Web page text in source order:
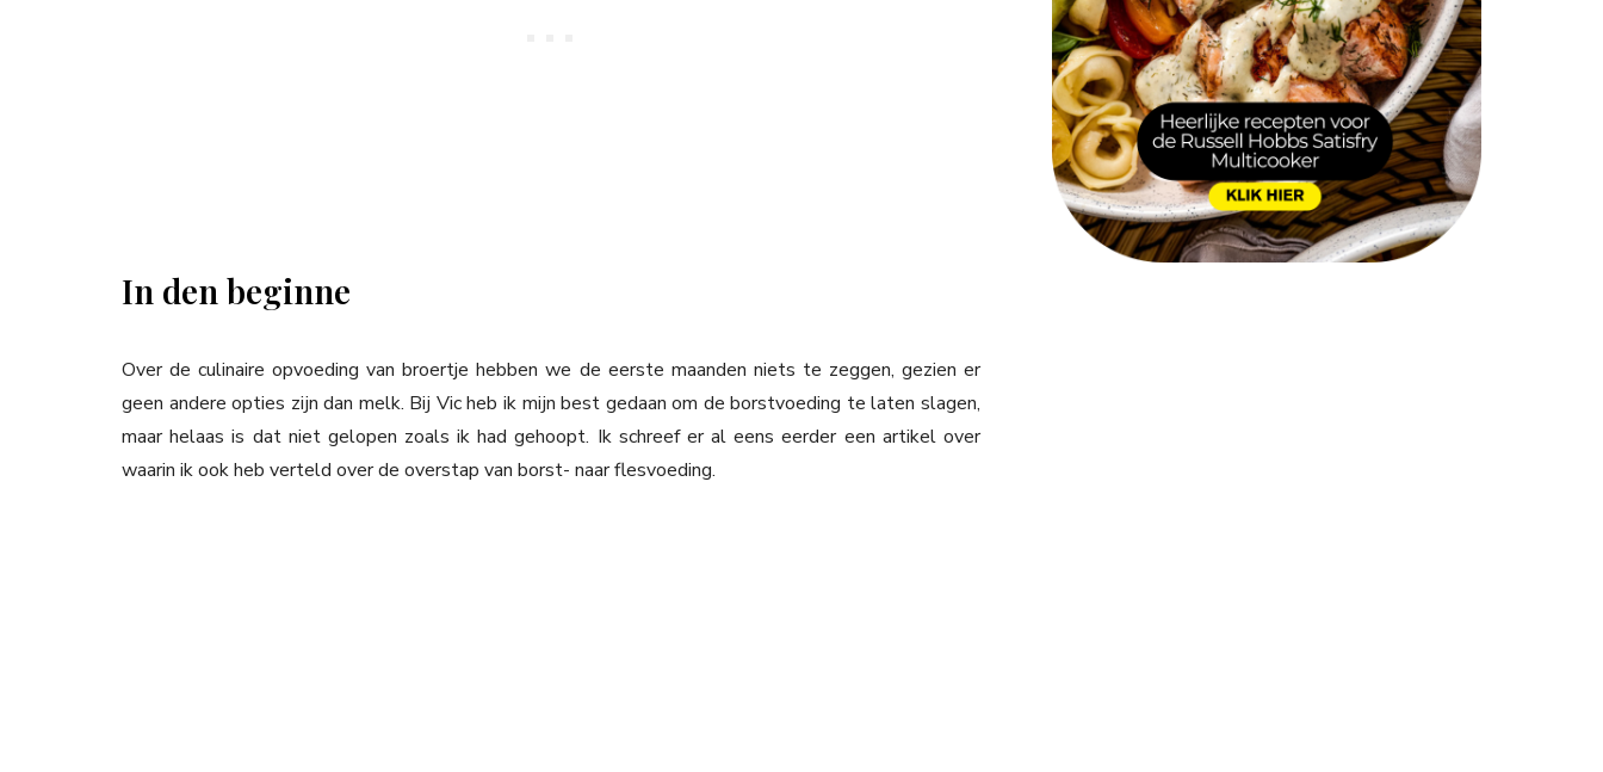
In den beginne
Over de culinaire opvoeding van broertje hebben we de eerste maanden niets te zeggen, gezien er
geen andere opties zijn dan melk. Bij Vic heb ik mijn best gedaan om de borstvoeding te laten slagen,
maar helaas is dat niet gelopen zoals ik had gehoopt. Ik schreef er al eens eerder een artikel over
waarin ik ook heb verteld over de overstap van borst- naar flesvoeding.